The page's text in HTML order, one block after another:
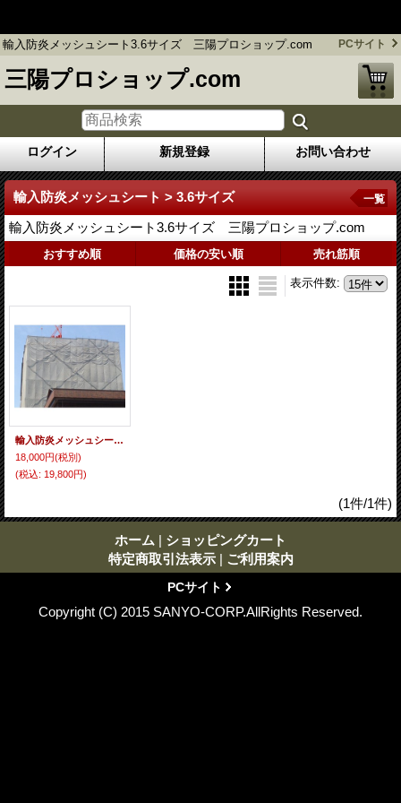
輸入防炎メッシュシート3.6サイズ 三陽プロショップ.com PCサイト
三陽プロショップ.com
ログイン 新規登録 お問い合わせ
輸入防炎メッシュシート > 3.6サイズ
輸入防炎メッシュシート3.6サイズ 三陽プロショップ.com
一覧
おすすめ順 価格の安い順 売れ筋順
表示件数:
輸入防炎メッシュシート 3.6×5.4 サイズ 5枚入り 450P
18,000円(税別)
(税込: 19,800円)
(1件/1件)
ホーム | ショッピングカート
特定商取引法表示 | ご利用案内
PCサイト
Copyright (C) 2015 SANYO-CORP.AllRights Reserved.